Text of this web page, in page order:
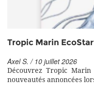
Tropic Marin
Axel S. / 10 juillet 2026
Découvrez Tropic
nouveautés annoncées